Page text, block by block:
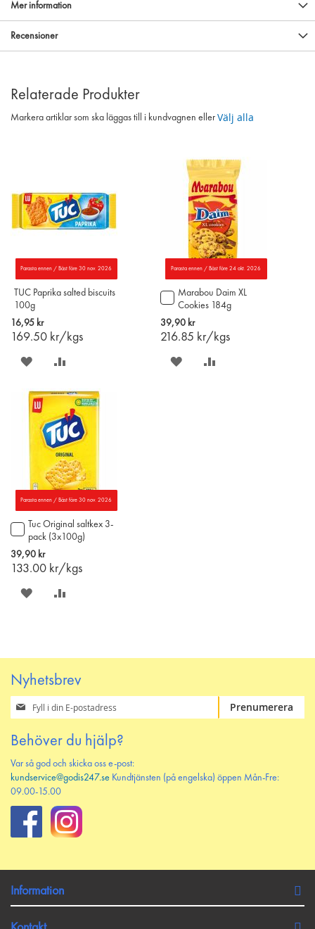
Mer information
Recensioner
Relaterade Produkter
Markera artiklar som ska läggas till i kundvagnen eller Välj alla
Parasta ennen / Bäst före 30 nov. 2026
TUC Paprika salted biscuits
100g
16,95 kr
169.50 kr/kgs
SPARA
ÖNSKELISTAN
JÄMFÖR
Parasta ennen / Bäst före 24 okt. 2026
Marabou Daim XL
Cookies 184g
39,90 kr
216.85 kr/kgs
Lägg
till
i
varukorgen
SPARA
Parasta ennen / Bäst före 30 nov. 2026
Tuc Original saltkex 3-
pack (3x100g)
39,90 kr
133.00 kr/kgs
Lägg
till
i
varukorgen
SPARA
Nyhetsbrev
Prenumerera
på
nyhetsbrev
Prenumerera
Behöver du hjälp?
Var så god och skicka oss e-post:
kundservice@godis247.se Kundtjänsten (på engelska) öppen Mån-Fre:
09.00-15.00
Information